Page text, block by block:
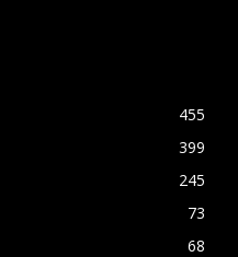
455
399
245
73
68